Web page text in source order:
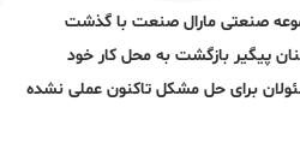
مجموعه صنعتی مارال صنعت با گذشت
همچنان پیگیر بازگشت به محل کار خود
برای حل مشکل تاکنون عملی نشده